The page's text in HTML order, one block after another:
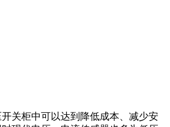
关柜中可以达到降低成本、减少安